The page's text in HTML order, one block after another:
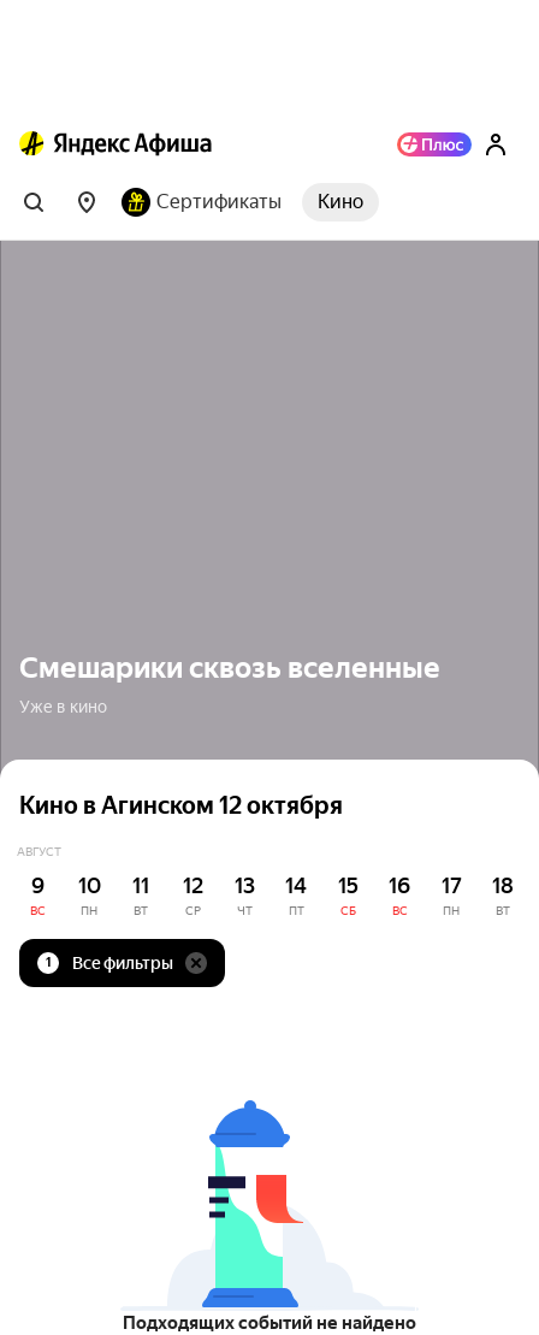
Сертификаты Кино
Смешарики сквозь вселенные
Уже в кино
Кино в Агинском 12 октября
АВГУСТ
9
ВС
10
ПН
11
ВТ
12
СР
13
ЧТ
14
ПТ
15
СБ
16
ВС
17
ПН
18
ВТ
1 Все фильтры
Подходящих событий не найдено